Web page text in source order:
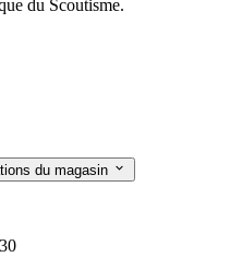
du Scoutisme.
du magasin 